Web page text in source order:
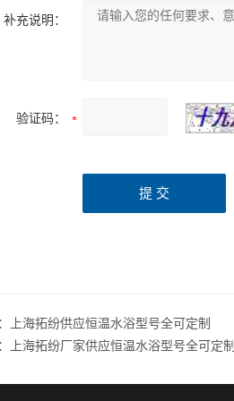
补充说明：
验证码：
上海拓纷供应恒温水浴型号全可定制
上海拓纷厂家供应恒温水浴型号全可定制